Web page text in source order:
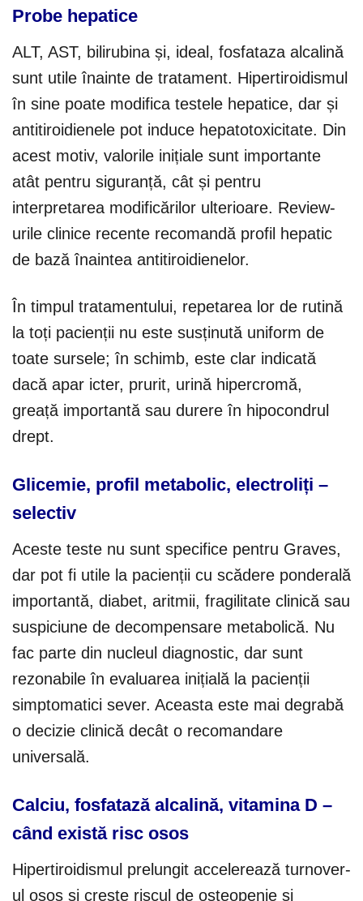
Probe hepatice
ALT, AST, bilirubina și, ideal, fosfataza alcalină
sunt utile înainte de tratament. Hipertiroidismul
în sine poate modifica testele hepatice, dar și
antitiroidienele pot induce hepatotoxicitate. Din
acest motiv, valorile inițiale sunt importante
atât pentru siguranță, cât și pentru
interpretarea modificărilor ulterioare. Review-
urile clinice recente recomandă profil hepatic
de bază înaintea antitiroidienelor.
În timpul tratamentului, repetarea lor de rutină
la toți pacienții nu este susținută uniform de
toate sursele; în schimb, este clar indicată
dacă apar icter, prurit, urină hipercromă,
greață importantă sau durere în hipocondrul
drept.
Glicemie, profil metabolic, electroliți –
selectiv
Aceste teste nu sunt specifice pentru Graves,
dar pot fi utile la pacienții cu scădere ponderală
importantă, diabet, aritmii, fragilitate clinică sau
suspiciune de decompensare metabolică. Nu
fac parte din nucleul diagnostic, dar sunt
rezonabile în evaluarea inițială la pacienții
simptomatici sever. Aceasta este mai degrabă
o decizie clinică decât o recomandare
universală.
Calciu, fosfatază alcalină, vitamina D –
când există risc osos
Hipertiroidismul prelungit accelerează turnover-
ul osos și crește riscul de osteopenie și